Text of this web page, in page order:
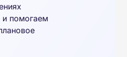
и помогаем